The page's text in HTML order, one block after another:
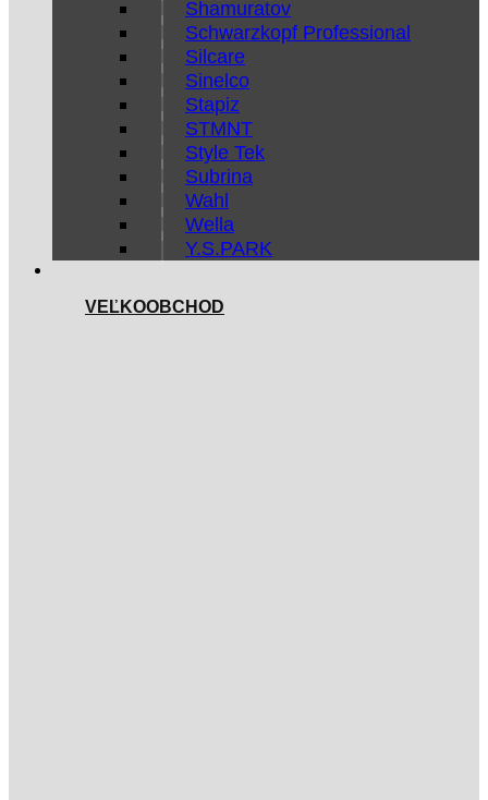
Shamuratov
Schwarzkopf Professional
Silcare
Sinelco
Stapiz
STMNT
Style Tek
Subrina
Wahl
Wella
Y.S.PARK
VEĽKOOBCHOD